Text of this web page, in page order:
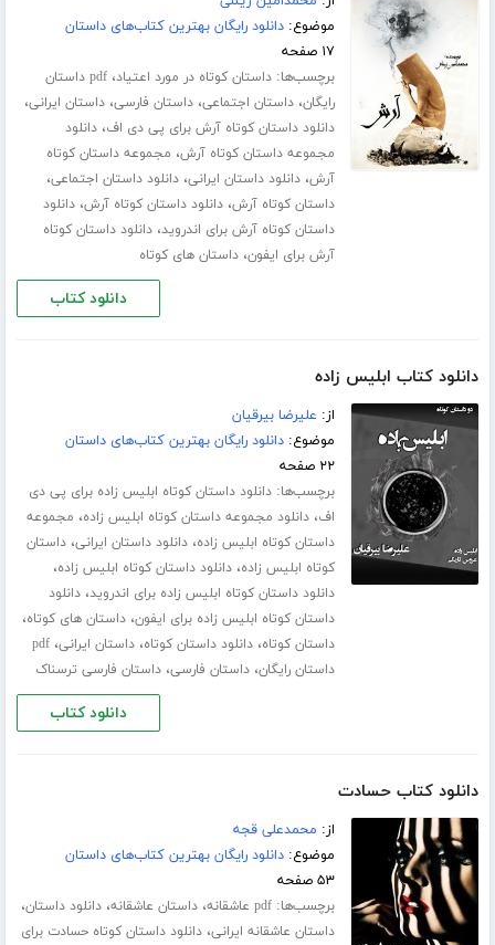
موضوع:دانلود رایگان بهترین کتاب‌های داستان
۱۷ صفحه
برچسب‌ها:داستان کوتاه در مورد اعتیاد،
pdf داستان
رایگان،داستان اجتماعی،داستان فارسی،داستان ایرانی،
دانلود داستان کوتاه آرش برای پی دی اف،دانلود
مجموعه داستان کوتاه آرش، مجموعه داستان کوتاه
آرش،دانلود داستان ایرانی،دانلود داستان اجتماعی،
داستان کوتاه آرش،دانلود داستان کوتاه آرش،دانلود
داستان کوتاه آرش برای اندروید،دانلود داستان کوتاه
آرش برای ایفون،داستان های کوتاه
دانلود کتاب
دانلود کتاب ابلیس زاده
از: علیرضا بیرقیان
موضوع:دانلود رایگان بهترین کتاب‌های داستان
۲۲ صفحه
برچسب‌ها:دانلود داستان کوتاه ابلیس زاده برای پی دی
اف،دانلود مجموعه داستان کوتاه ابلیس زاده، مجموعه
داستان کوتاه ابلیس زاده،دانلود داستان ایرانی،داستان
کوتاه ابلیس زاده،دانلود داستان کوتاه ابلیس زاده،
دانلود داستان کوتاه ابلیس زاده برای اندروید،دانلود
داستان کوتاه ابلیس زاده برای ایفون،داستان های کوتاه،
داستان کوتاه،دانلود داستان کوتاه،داستان ایرانی،pdf
داستان رایگان،داستان فارسی،داستان فارسی ترسناک
دانلود کتاب
دانلود کتاب حسادت
از: محمدعلی قجه
موضوع:دانلود رایگان بهترین کتاب‌های داستان
۵۳ صفحه
برچسب‌ها:pdf عاشقانه ،داستان عاشقانه،دانلود داستان،
داستان عاشقانه ایرانی،دانلود داستان کوتاه حسادت برای